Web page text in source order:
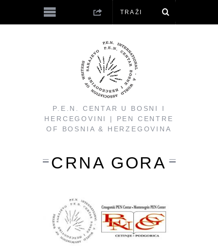
P.E.N. CENTAR U BOSNI I
HERCEGOVINI | PEN CENTRE
OF BOSNIA & HERZEGOVINA
CRNA GORA